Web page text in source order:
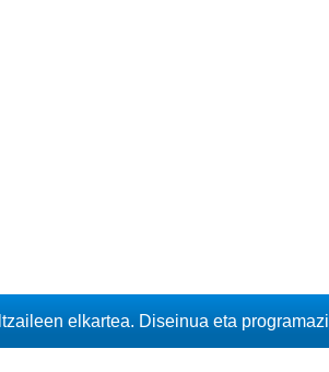
elkartea. Diseinua eta